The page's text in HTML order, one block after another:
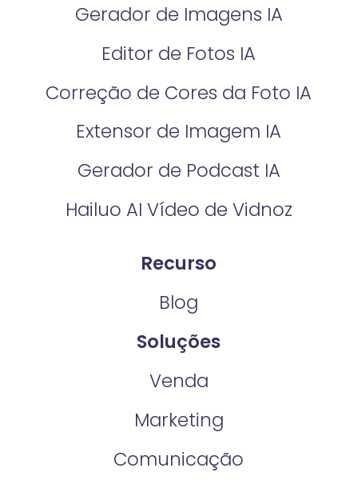
Gerador de Imagens IA
Editor de Fotos IA
Correção de Cores da Foto IA​
Extensor de Imagem IA
Gerador de Podcast IA
Hailuo AI Vídeo de Vidnoz
Recurso
Blog
Soluções
Venda
Marketing
Comunicação